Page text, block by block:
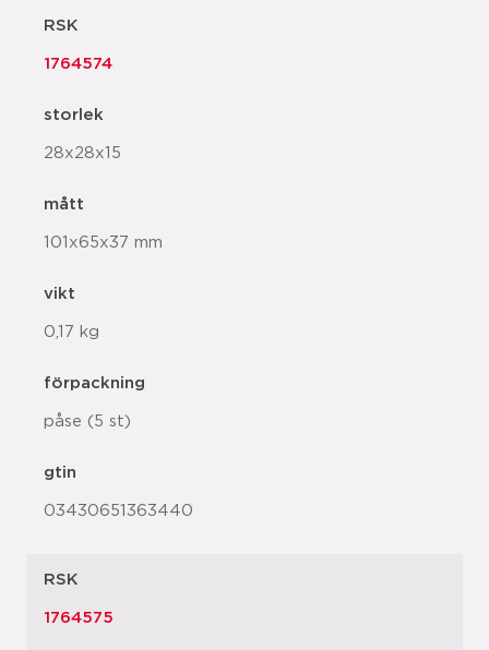
RSK
1764574
storlek
28x28x15
mått
101x65x37 mm
vikt
0,17 kg
förpackning
påse (5 st)
gtin
03430651363440
RSK
1764575